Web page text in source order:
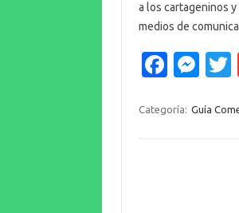
a los cartageninos
medios de
Fa
e
M
se
Categoría: Guía